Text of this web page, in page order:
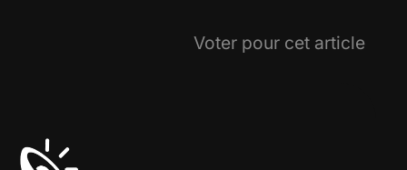
Voter pour cet article